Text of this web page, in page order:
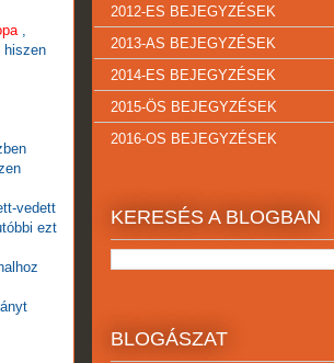
hiszen
vedett
ezt
2012-ES BEJEGYZÉSEK
2013-AS BEJEGYZÉSEK
2014-ES BEJEGYZÉSEK
2015-ÖS BEJEGYZÉSEK
2016-OS BEJEGYZÉSEK
KERESÉS A BLOGBAN
BLOGÁSZAT